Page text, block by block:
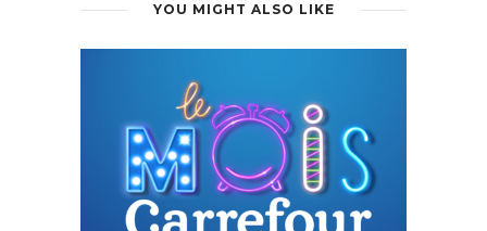
YOU MIGHT ALSO LIKE